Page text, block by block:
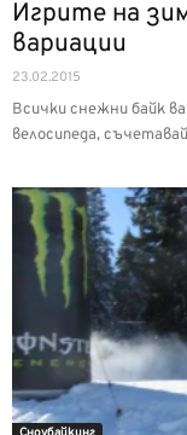
Игрите на
вариации
23.02.2015
Всички снежни байк
велосипеда,